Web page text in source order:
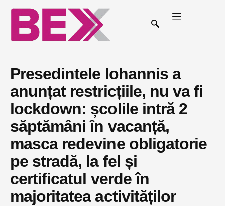
Presedintele Iohannis a
anunțat restricțiile, nu va fi
lockdown: școlile intră 2
săptămâni în vacanță,
masca redevine obligatorie
pe stradă, la fel și
certificatul verde în
majoritatea activităților